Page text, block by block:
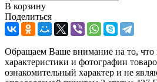
В корзину
Поделиться
Обращаем Ваше внимание на то,
характеристики и фотографии
ознакомительный характер и не